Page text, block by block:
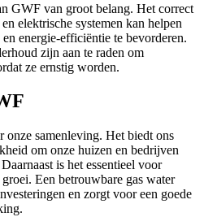
GWF van groot belang. Het correct
elektrische systemen kan helpen
energie-efficiëntie te bevorderen.
zijn aan te raden om
ze ernstig worden.
samenleving. Het biedt ons
om onze huizen en bedrijven
is het essentieel voor
Een betrouwbare gas water
en zorgt voor een goede